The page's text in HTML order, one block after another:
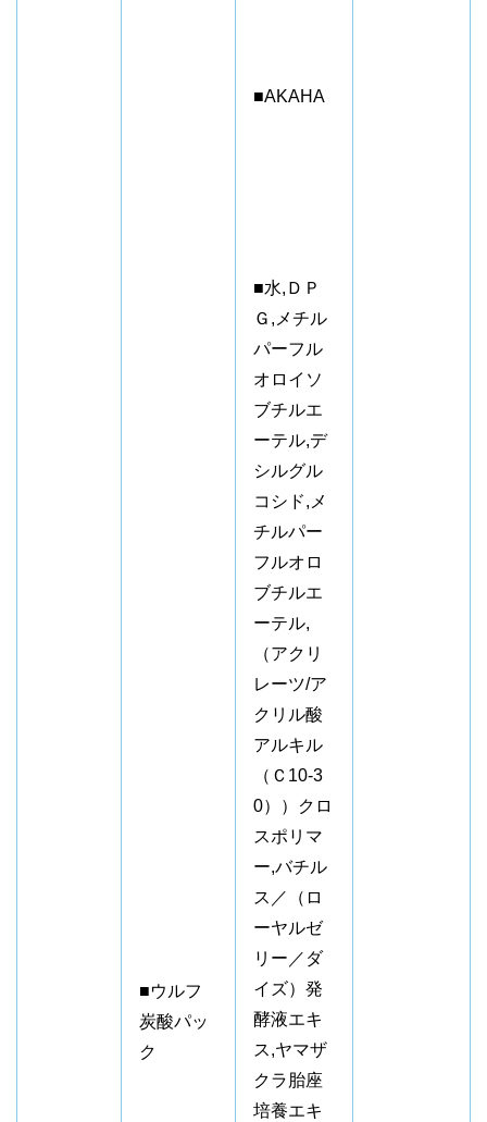
■ウルフ
炭酸パッ
ク
■AKAHA
■水,ＤＰ
Ｇ,メチル
パーフル
オロイソ
ブチルエ
ーテル,デ
シルグル
コシド,メ
チルパー
フルオロ
ブチルエ
ーテル,
（アクリ
レーツ/ア
クリル酸
アルキル
（Ｃ10-3
0））クロ
スポリマ
ー,バチル
ス／（ロ
ーヤルゼ
リー／ダ
イズ）発
酵液エキ
ス,ヤマザ
クラ胎座
培養エキ